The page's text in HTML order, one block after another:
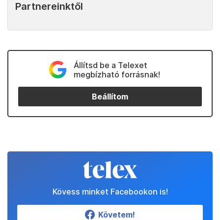
Partnereinktől
Állítsd be a Telexet
megbízható forrásnak!
Beállítom
Kövess minket Facebookon is!
Követem!